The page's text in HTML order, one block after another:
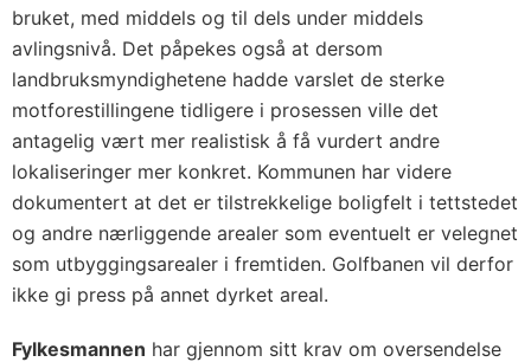
bruket, med middels og til dels under middels
avlingsnivå. Det påpekes også at dersom
landbruksmyndighetene hadde varslet de sterke
motforestillingene tidligere i prosessen ville det
antagelig vært mer realistisk å få vurdert andre
lokaliseringer mer konkret. Kommunen har videre
dokumentert at det er tilstrekkelige boligfelt i tettstedet
og andre nærliggende arealer som eventuelt er velegnet
som utbyggingsarealer i fremtiden. Golfbanen vil derfor
ikke gi press på annet dyrket areal.
Fylkesmannen har gjennom sitt krav om oversendelse